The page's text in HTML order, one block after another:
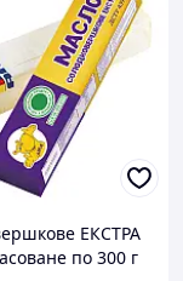
ЕКСТРА
по 300 г